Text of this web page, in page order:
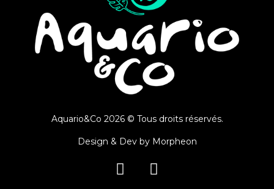
Aquario&Co 2026 © Tous droits réservés.
Design & Dev by Morpheon